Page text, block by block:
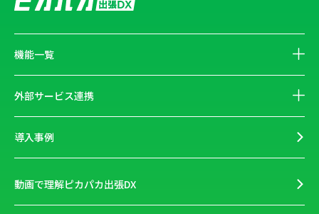
機能一覧
外部サービス連携
導入事例
動画で理解ピカパカ出張DX